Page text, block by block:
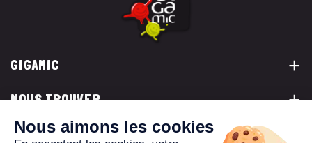
GIGAMIC
NOUS TROUVER
VOUS ÊTES...